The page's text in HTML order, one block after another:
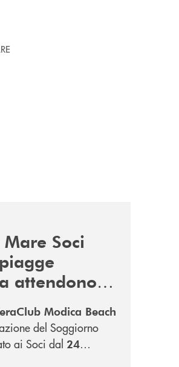
Soci
attendono i
Modica Beach
del Soggiorno
ai Soci dal 24